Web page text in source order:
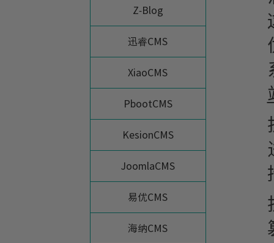
Z-Blog
迅睿CMS
XiaoCMS
PbootCMS
KesionCMS
JoomlaCMS
易优CMS
海纳CMS